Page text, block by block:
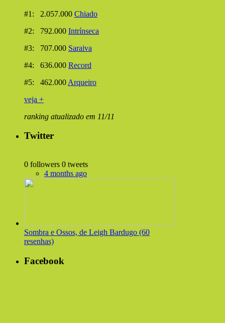
#1: 2.057.000 Chiado
#2: 792.000 Intrínseca
#3: 707.000 Saraiva
#4: 636.000 Record
#5: 462.000 Arqueiro
veja +
ranking atualizado em 11/11
Twitter
0 followers 0 tweets
4 months ago
Sombra e Ossos, de Leigh Bardugo (60
resenhas)
Facebook